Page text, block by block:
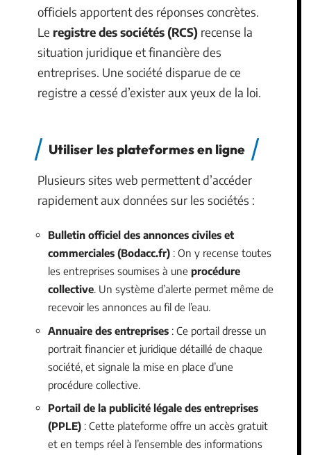
officiels apportent des réponses concrètes.
Le registre des sociétés (RCS) recense la
situation juridique et financière des
entreprises. Une société disparue de ce
registre a cessé d’exister aux yeux de la loi.
Utiliser les plateformes en ligne
Plusieurs sites web permettent d’accéder
rapidement aux données sur les sociétés :
Bulletin officiel des annonces civiles et
commerciales (Bodacc.fr) : On y recense toutes
les entreprises soumises à une procédure
collective. Un système d’alerte permet même de
recevoir les annonces au fil de l’eau.
Annuaire des entreprises : Ce portail dresse un
portrait financier et juridique détaillé de chaque
société, et signale la mise en place d’une
procédure collective.
Portail de la publicité légale des entreprises
(PPLE) : Cette plateforme offre un accès gratuit
et en temps réel à l’ensemble des informations